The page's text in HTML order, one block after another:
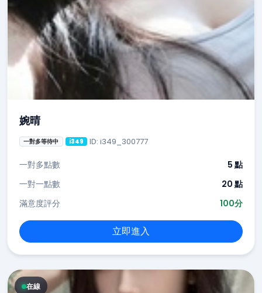
婉晴
一對多等待中 i349 ID: i349_300777
一對多點數
5 點
一對一點數
20 點
滿意度評分
100分
立即進入
在線